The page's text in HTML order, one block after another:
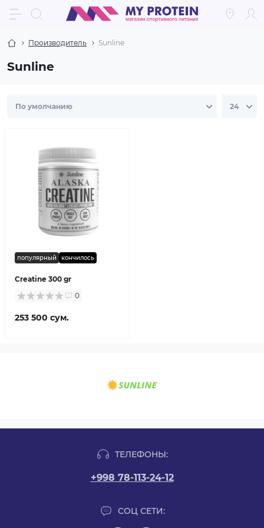
Производитель Sunline
Sunline
популярный кончилось
Creatine 300 gr
0
253 500 сум.
ТЕЛЕФОНЫ:
+998 78-113-24-12
СОЦ СЕТИ: